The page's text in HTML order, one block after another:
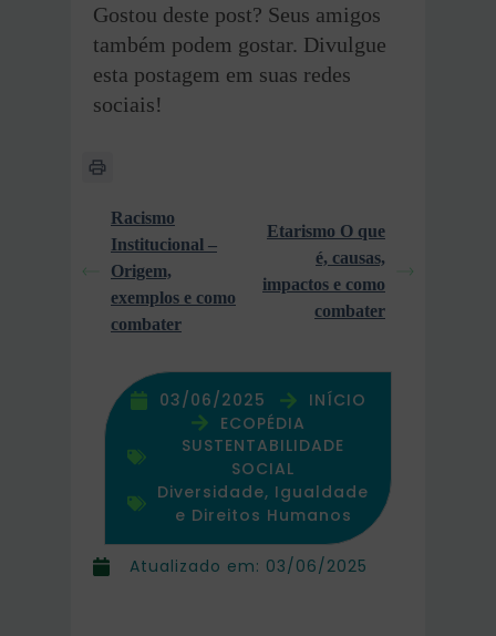
Atualizado em: 03/06/2025
Gostou deste post? Seus amigos
também podem gostar. Divulgue
esta postagem em suas redes
sociais!
Racismo
Institucional –
Origem,
exemplos e como
combater
Etarismo O que
é, causas,
impactos e como
combater
03/06/2025
INÍCIO
ECOPÉDIA
SUSTENTABILIDADE
SOCIAL
Diversidade, Igualdade
e Direitos Humanos